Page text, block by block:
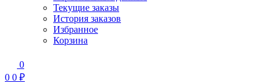
Текущие заказы
История заказов
Избранное
Корзина
0
0 0 ₽